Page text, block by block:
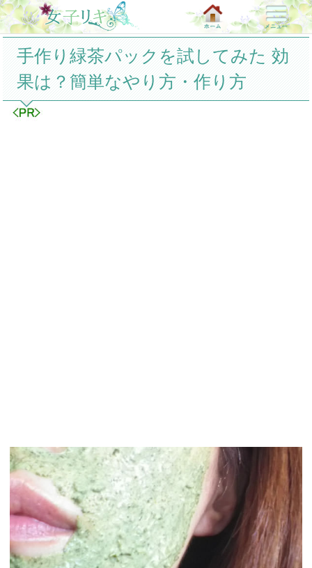
手作り緑茶パックを試してみた 効
果は？簡単なやり方・作り方